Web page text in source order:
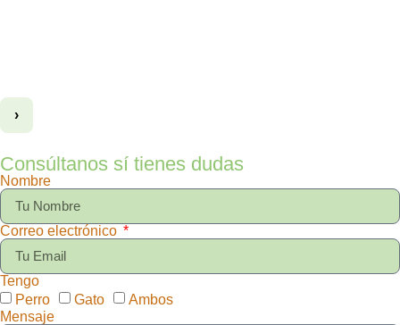
›
Consúltanos sí tienes dudas
Nombre
Correo electrónico
Tengo
Perro
Gato
Ambos
Mensaje